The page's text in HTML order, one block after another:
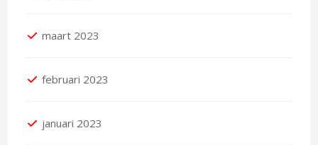
maart 2023
februari 2023
januari 2023